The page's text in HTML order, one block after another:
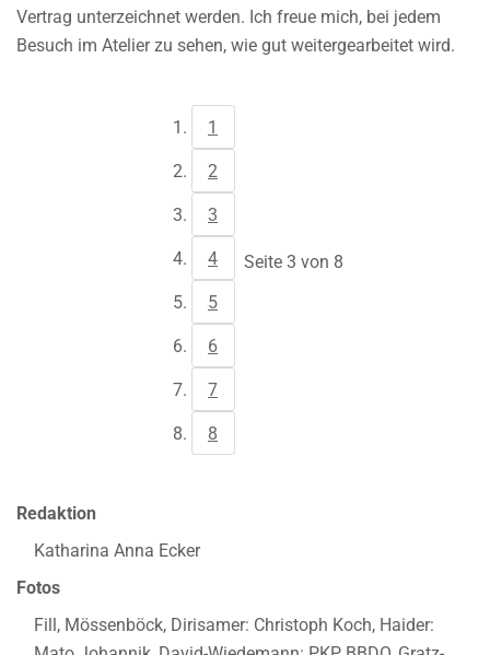
Vertrag unterzeichnet werden. Ich freue mich, bei jedem
Besuch im Atelier zu sehen, wie gut weitergearbeitet wird.
1
2
3
4
5
6
7
8
Seite 3 von 8
Redaktion
Katharina Anna Ecker
Fotos
Fill, Mössenböck, Dirisamer: Christoph Koch, Haider: